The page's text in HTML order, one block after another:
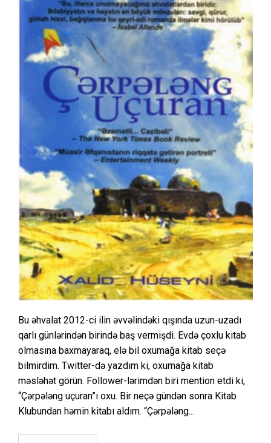
Bu əhvalat 2012-ci ilin əvvəlindəki qışında uzun-uzadı
qarlı günlərindən birində baş vermişdi. Evdə çoxlu kitab
olmasına baxmayaraq, elə bil oxumağa kitab seçə
bilmirdim. Twitter-də yazdım ki, oxumağa kitab
məsləhət görün. Follower-lərimdən biri mention etdi ki,
“Çərpələng uçuran”ı oxu. Bir neçə gündən sonra Kitab
Klubundan həmin kitabı aldım. “Çərpələng...